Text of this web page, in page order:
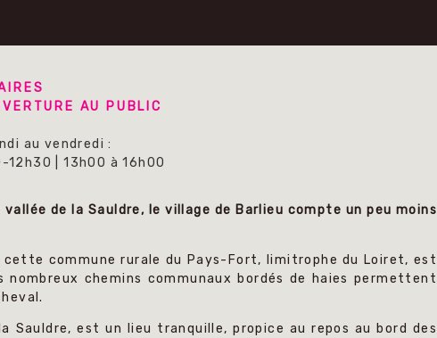
AU PUBLIC
au vendredi :
12h30 |13h00 à 16h00
de la Sauldre, le village de Barlieu compte un peu moins
cette commune rurale du Pays-Fort, limitrophe du Loiret, est
nombreux chemins communaux bordés de haies permettent
Sauldre, est un lieu tranquille, propice au repos au bord des